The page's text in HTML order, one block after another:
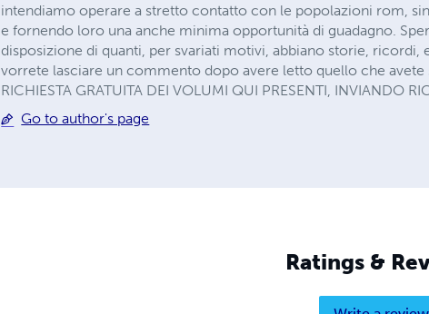
intendiamo operare a stretto contatto con le popolazioni rom,
e fornendo loro una anche minima opportunità di guadagno.
disposizione di quanti, per svariati motivi, abbiano storie, ricordi,
vorrete lasciare un commento dopo avere letto quello che avete
RICHIESTA GRATUITA DEI VOLUMI QUI PRESENTI, INVIANDO
Go to author's page
Ratings &